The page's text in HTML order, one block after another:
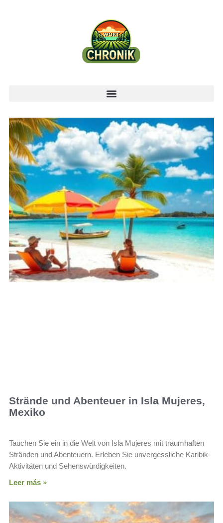
Strände und Abenteuer in Isla Mujeres,
Mexiko
Tauchen Sie ein in die Welt von Isla Mujeres mit traumhaften
Stränden und Abenteuern. Erleben Sie unvergessliche Karibik-
Aktivitäten und Sehenswürdigkeiten.
Leer más »